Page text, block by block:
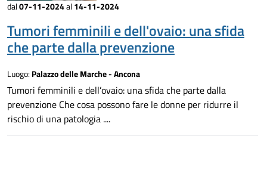
dal07-11-2024al 14-11-2024
Tumori femminili e dell'ovaio: una sfida
che parte dalla prevenzione
Luogo: Palazzo delle Marche - Ancona
Tumori femminili e dell’ovaio: una sfida che parte dalla
prevenzione Che cosa possono fare le donne per ridurre il
rischio di una patologia ....